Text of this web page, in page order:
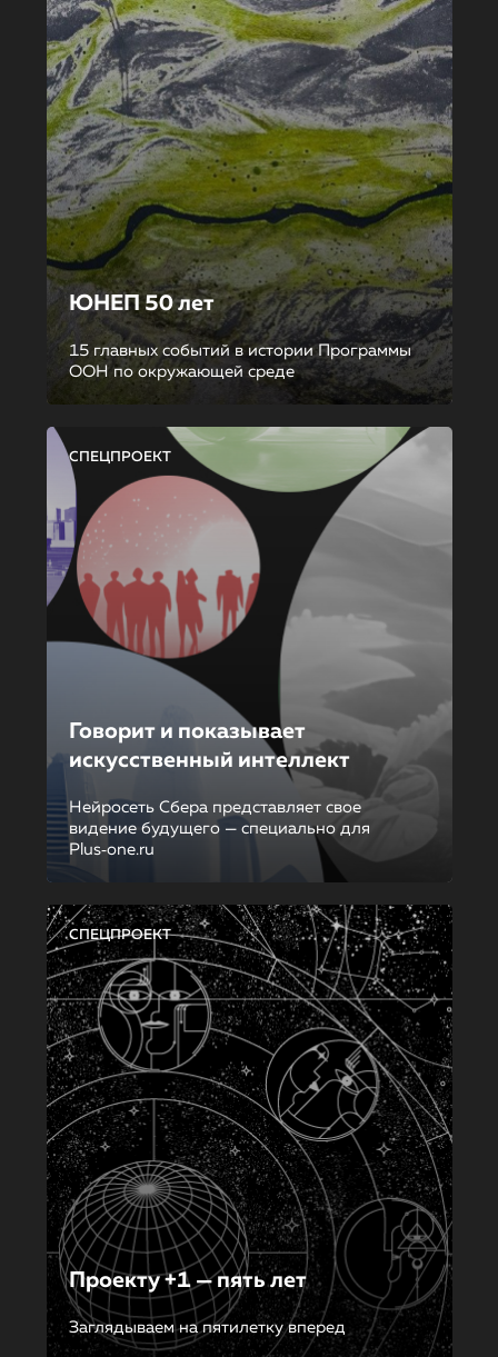
ЮНЕП 50 лет
15 главных событий в истории Программы
ООН по окружающей среде
СПЕЦПРОЕКТ
Говорит и показывает
искусственный интеллект
Нейросеть Сбера представляет свое
видение будущего — специально для
Plus‑one.ru
СПЕЦПРОЕКТ
Проекту +1 — пять лет
Заглядываем на пятилетку вперед